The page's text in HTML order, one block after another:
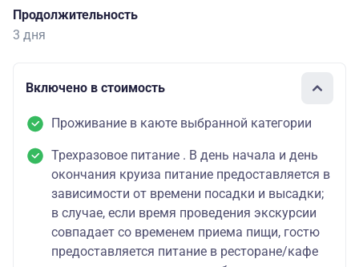
Продолжительность
3 дня
Включено в стоимость
Проживание в каюте выбранной категории
Трехразовое питание . В день начала и день
окончания круиза питание предоставляется в
зависимости от времени посадки и высадки;
в случае, если время проведения экскурсии
совпадает со временем приема пищи, гостю
предоставляется питание в ресторане/кафе